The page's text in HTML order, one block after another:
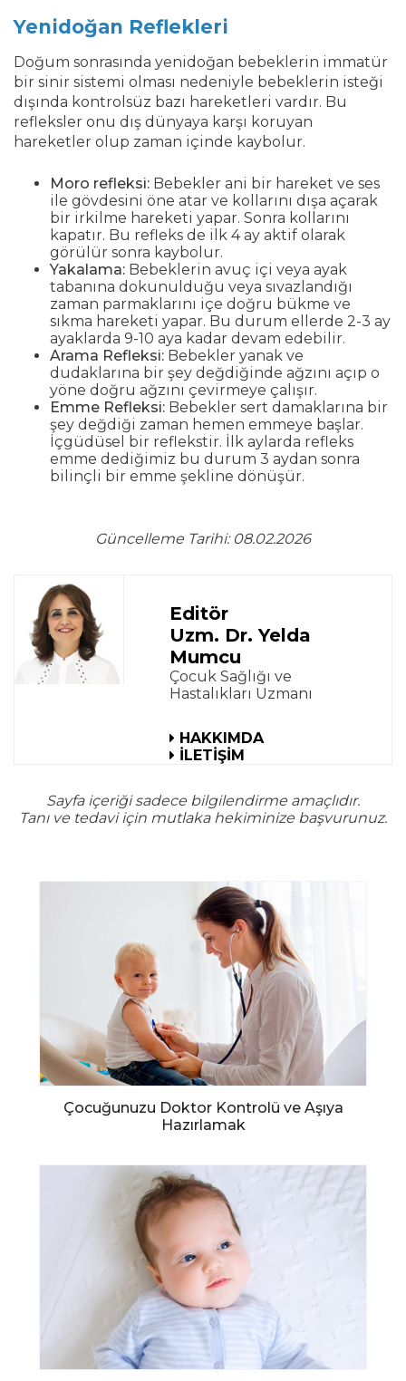
Yenidoğan Reflekleri
Doğum sonrasında yenidoğan bebeklerin immatür
bir sinir sistemi olması nedeniyle bebeklerin isteği
dışında kontrolsüz bazı hareketleri vardır. Bu
refleksler onu dış dünyaya karşı koruyan
hareketler olup zaman içinde kaybolur.
Moro refleksi: Bebekler ani bir hareket ve ses
ile gövdesini öne atar ve kollarını dışa açarak
bir irkilme hareketi yapar. Sonra kollarını
kapatır. Bu refleks de ilk 4 ay aktif olarak
görülür sonra kaybolur.
Yakalama: Bebeklerin avuç içi veya ayak
tabanına dokunulduğu veya sıvazlandığı
zaman parmaklarını içe doğru bükme ve
sıkma hareketi yapar. Bu durum ellerde 2-3 ay
ayaklarda 9-10 aya kadar devam edebilir.
Arama Refleksi: Bebekler yanak ve
dudaklarına bir şey değdiğinde ağzını açıp o
yöne doğru ağzını çevirmeye çalışır.
Emme Refleksi: Bebekler sert damaklarına bir
şey değdiği zaman hemen emmeye başlar.
İçgüdüsel bir reflekstir. İlk aylarda refleks
emme dediğimiz bu durum 3 aydan sonra
bilinçli bir emme şekline dönüşür.
Güncelleme Tarihi: 08.02.2026
Editör
Uzm. Dr. Yelda
Mumcu
Çocuk Sağlığı ve
Hastalıkları Uzmanı
HAKKIMDA
İLETİŞİM
Sayfa içeriği sadece bilgilendirme amaçlıdır.
Tanı ve tedavi için mutlaka hekiminize başvurunuz.
Çocuğunuzu Doktor Kontrolü ve Aşıya
Hazırlamak